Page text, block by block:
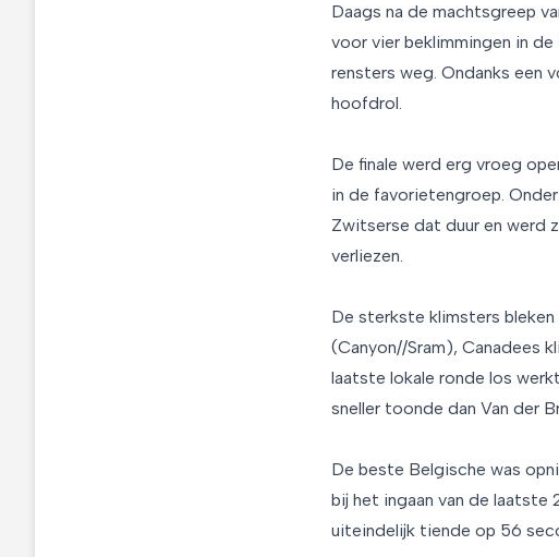
Daags na de machtsgreep
voor vier beklimmingen in
rensters weg. Ondanks een
hoofdrol.
De finale werd erg vroeg
in de favorietengroep.
Zwitserse dat duur en werd
verliezen.
De sterkste klimsters
(Canyon//Sram), Canadees
laatste lokale ronde los
sneller toonde dan Van der
De beste Belgische was
bij het ingaan van de laatste
uiteindelijk tiende op 56